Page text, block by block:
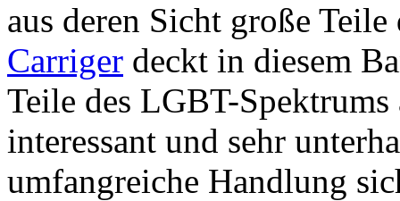
aus deren Sicht große
Carriger deckt in diesem
Teile des LGBT-
interessant und sehr
umfangreiche Handlung